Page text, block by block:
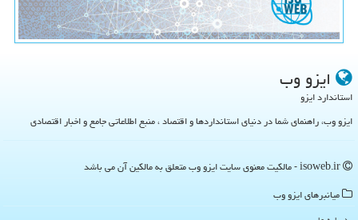
ایزو وب
استاندارد ایزو
ایزو وب، راهنمای شما در دنیای استانداردها و اقتصاد ، منبع اطلاعاتی جامع و اخبار اقتصادی
میانبرهای ایزو وب